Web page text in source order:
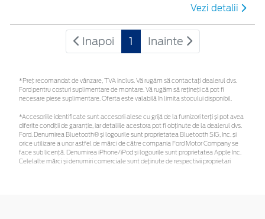
Vezi detalii
Inapoi 1 Inainte
*Preţ recomandat de vânzare, TVA inclus. Vă rugăm să contactaţi dealerul dvs.
Ford pentru costuri suplimentare de montare. Vă rugăm să rețineți că pot fi
necesare piese suplimentare. Oferta este valabilă în limita stocului disponibil.
*Accesoriile identificate sunt accesorii alese cu grijă de la furnizori terți și pot avea
diferite condiții de garanție, iar detaliile acestora pot fi obținute de la dealerul dvs.
Ford. Denumirea Bluetooth® și logourile sunt proprietatea Bluetooth SIG, Inc. și
orice utilizare a unor astfel de mărci de către compania Ford Motor Company se
face sub licență. Denumirea iPhone/iPod și logourile sunt proprietatea Apple Inc.
Celelalte mărci și denumiri comerciale sunt deținute de respectivii proprietari